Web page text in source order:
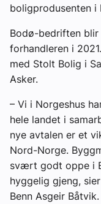
Aktuelle prosjekter
boligprodusenten i
Bodø-bedriften
forhandleren i
med Stolt Bolig i
Asker.
– Vi i Norgeshus
hele landet i
nye avtalen er et
Nord-Norge.
svært godt oppe i
hyggelig gjeng,
Benn Asgeir Båtvik.